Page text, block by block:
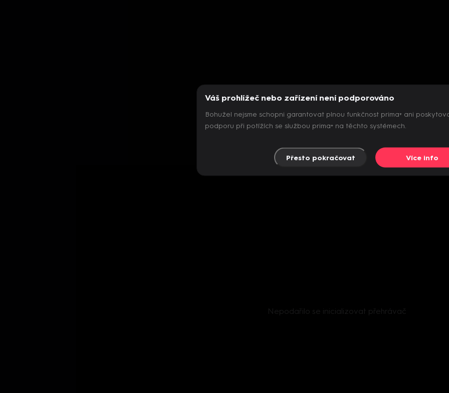
Nepodařilo se inicializovat přehrávač
Váš prohlížeč nebo zařízení není podporováno
Bohužel nejsme schopni garantovat plnou funkčnost prima+ ani
podporu při potížích se službou prima+ na těchto systémech.
Přesto pokračovat Více info